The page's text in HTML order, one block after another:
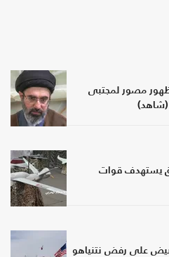
ظهور مصور لمجتبى
(شاهد)
يستهدف قوات
على رفض نتنياهو